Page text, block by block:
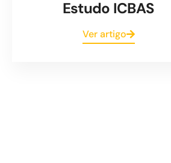
Estudo ICBAS
Ver artigo